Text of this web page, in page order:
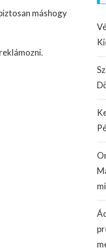
máshogy